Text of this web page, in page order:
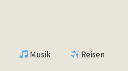
Musik Reisen